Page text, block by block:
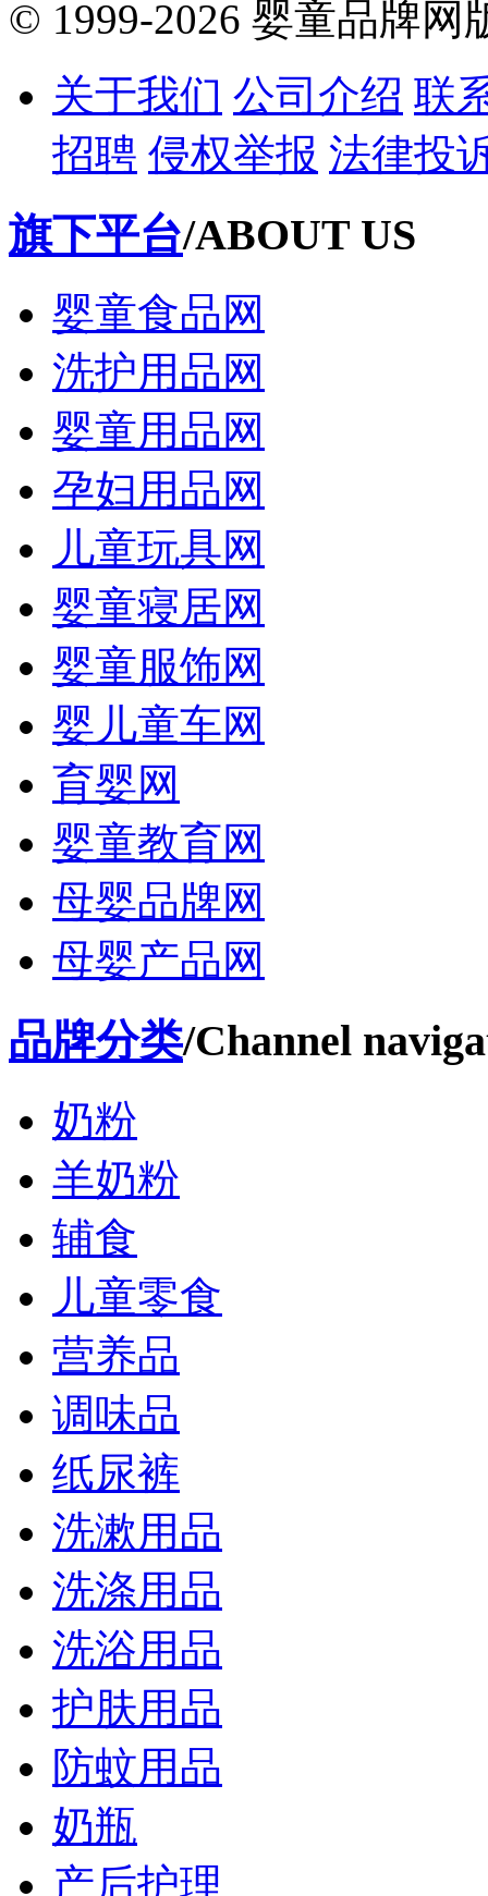
© 1999-2026 婴童品牌网
关于我们 公司介绍 联
招聘 侵权举报 法律投
旗下平台/ABOUT US
婴童食品网
洗护用品网
婴童用品网
孕妇用品网
儿童玩具网
婴童寝居网
婴童服饰网
婴儿童车网
育婴网
婴童教育网
母婴品牌网
母婴产品网
品牌分类/Channel
奶粉
羊奶粉
辅食
儿童零食
营养品
调味品
纸尿裤
洗漱用品
洗涤用品
洗浴用品
护肤用品
防蚊用品
奶瓶
产后护理